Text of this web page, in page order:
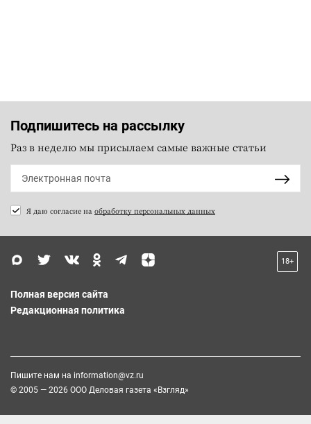
Подпишитесь на рассылку
Раз в неделю мы присылаем самые важные статьи
Я даю согласие на обработку персональных данных
18+
Полная версия сайта
Редакционная политика
Пишите нам на information@vz.ru
© 2005 — 2026 ООО Деловая газета «Взгляд»